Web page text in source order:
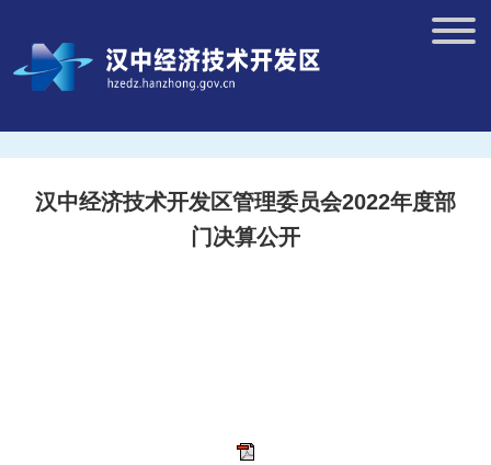
汉中经济技术开发区管理委员会2022年度部
门决算公开